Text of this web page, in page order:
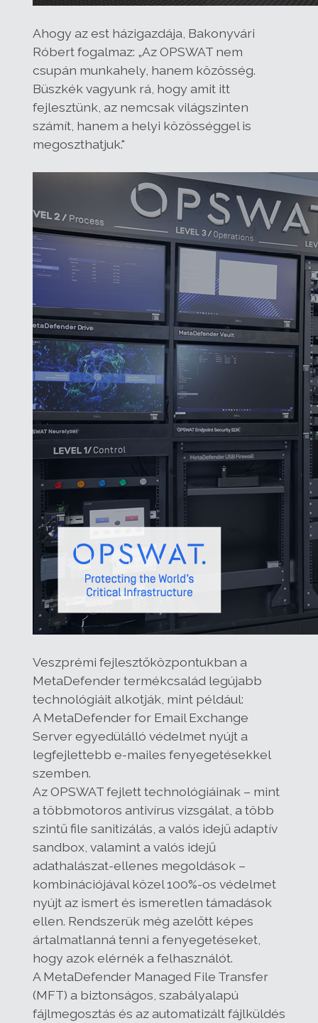
Ahogy az est házigazdája, Bakonyvári
Róbert fogalmaz: „Az OPSWAT nem
csupán munkahely, hanem közösség.
Büszkék vagyunk rá, hogy amit itt
fejlesztünk, az nemcsak világszinten
számít, hanem a helyi közösséggel is
megoszthatjuk."
Veszprémi fejlesztőközpontukban a
MetaDefender termékcsalád legújabb
technológiáit alkotják, mint például:
A MetaDefender for Email Exchange
Server egyedülálló védelmet nyújt a
legfejlettebb e-mailes fenyegetésekkel
szemben.
Az OPSWAT fejlett technológiáinak – mint
a többmotoros antivírus vizsgálat, a több
szintű file sanitizálás, a valós idejű adaptív
sandbox, valamint a valós idejű
adathalászat-ellenes megoldások –
kombinációjával közel 100%-os védelmet
nyújt az ismert és ismeretlen támadások
ellen. Rendszerük még azelőtt képes
ártalmatlanná tenni a fenyegetéseket,
hogy azok elérnék a felhasználót.
A MetaDefender Managed File Transfer
(MFT) a biztonságos, szabályalapú
fájlmegosztás és az automatizált fájlküldés